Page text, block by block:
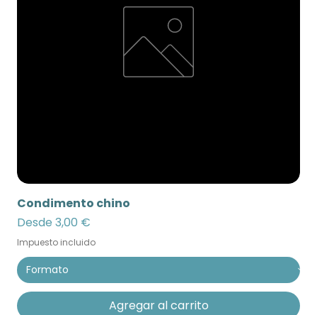
Condimento chino
Desde 3,00 €
Precio de oferta
Impuesto incluido
Agregar al carrito